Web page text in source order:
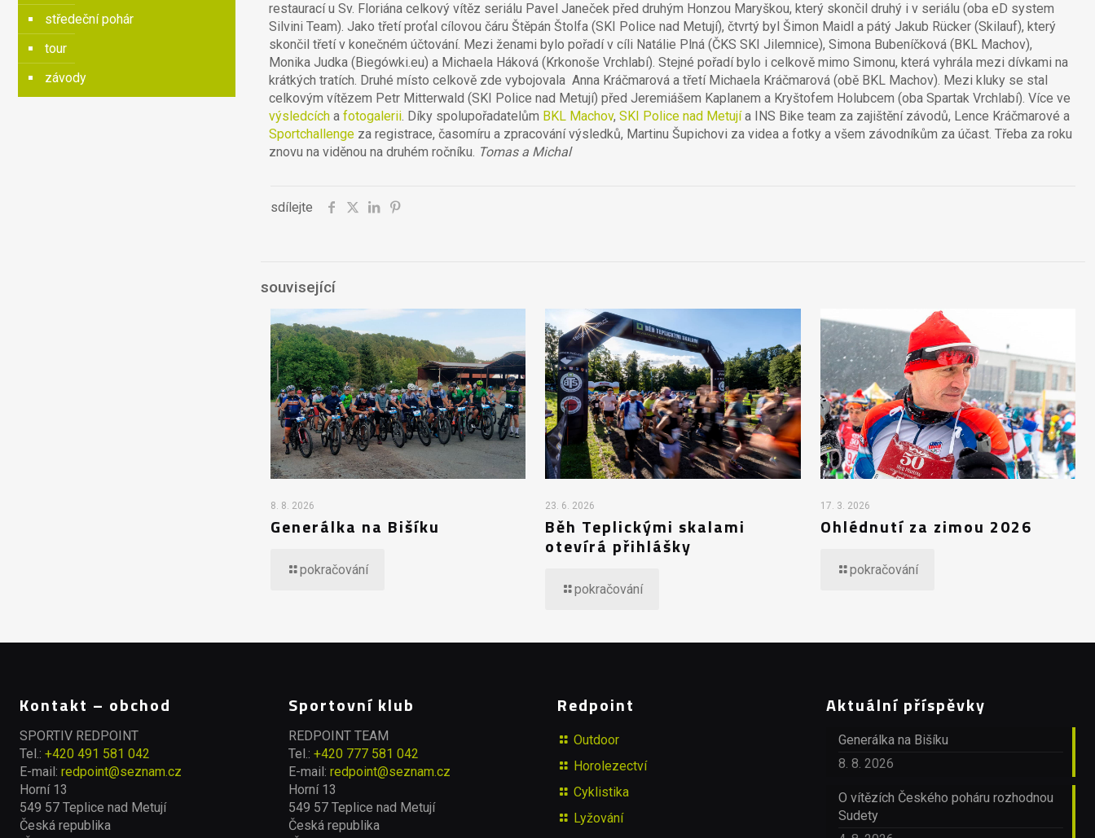
restaurací u Sv. Floriána celkový vítěz seriálu Pavel Janeček před druhým Honzou Maryškou, který skončil druhý i v seriálu (oba eD system
Silvini Team). Jako třetí proťal cílovou čáru Štěpán Štolfa (SKI Police nad Metují), čtvrtý byl Šimon Maidl a pátý Jakub Rücker (Skilauf), který
skončil třetí v konečném účtování. Mezi ženami bylo pořadí v cíli Natálie Plná (ČKS SKI Jilemnice), Simona Bubeníčková (BKL Machov),
Monika Judka (Biegówki.eu) a Michaela Háková (Krkonoše Vrchlabí). Stejné pořadí bylo i celkově mimo Simonu, která vyhrála mezi dívkami na
krátkých tratích. Druhé místo celkově zde vybojovala Anna Kráčmarová a třetí Michaela Kráčmarová (obě BKL Machov). Mezi kluky se stal
celkovým vítězem Petr Mitterwald (SKI Police nad Metují) před Jeremiášem Kaplanem a Kryštofem Holubcem (oba Spartak Vrchlabí). Více ve
výsledcích afotogalerii. Díky spolupořadatelům BKL Machov,SKI Police nad Metujía INS Bike team za zajištění závodů, Lence Kráčmarové a
Sportchallenge za registrace, časomíru a zpracování výsledků, Martinu Šupichovi za videa a fotky a všem závodníkům za účast. Třeba za roku
znovu na viděnou na druhém ročníku. Tomas a Michal
sdílejte
související
8. 8. 2026
Generálka na Bišíku
pokračování
23. 6. 2026
Běh Teplickými skalami
otevírá přihlášky
pokračování
17. 3. 2026
Ohlédnutí za zimou 2026
pokračování
středeční pohár
tour
závody
Kontakt – obchod
SPORTIV REDPOINT
Tel.: +420 491 581 042
E-mail: redpoint@seznam.cz
Horní 13
549 57 Teplice nad Metují
Česká republika
Sportovní klub
REDPOINT TEAM
Tel.: +420 777 581 042
E-mail: redpoint@seznam.cz
Horní 13
549 57 Teplice nad Metují
Česká republika
Redpoint
Outdoor
Horolezectví
Cyklistika
Lyžování
Aktuální příspěvky
Generálka na Bišíku
8. 8. 2026
O vítězích Českého poháru rozhodnou
Sudety